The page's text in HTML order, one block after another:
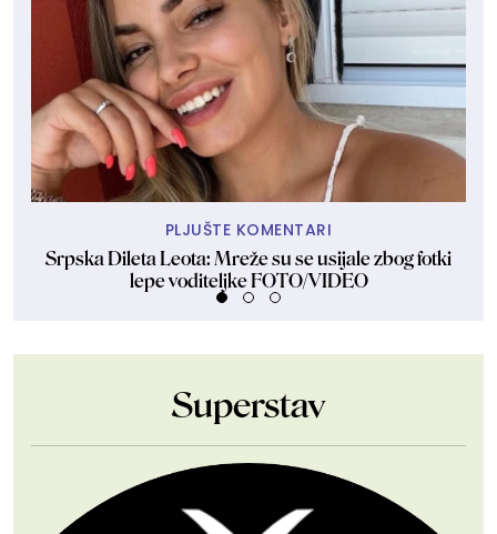
PLJUŠTE KOMENTARI
Srpska Dileta Leota: Mreže su se usijale zbog fotki
lepe voditeljke FOTO/VIDEO
Superstav